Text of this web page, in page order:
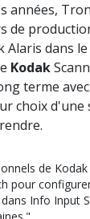
années,
de
Alaris dans
Kodak
terme
choix d'une
de
pour
Info Input